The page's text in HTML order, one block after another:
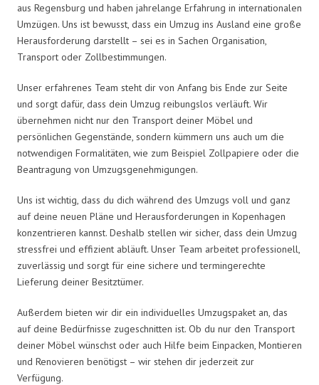
aus Regensburg und haben jahrelange Erfahrung in internationalen
Umzügen. Uns ist bewusst, dass ein Umzug ins Ausland eine große
Herausforderung darstellt – sei es in Sachen Organisation,
Transport oder Zollbestimmungen.
Unser erfahrenes Team steht dir von Anfang bis Ende zur Seite
und sorgt dafür, dass dein Umzug reibungslos verläuft. Wir
übernehmen nicht nur den Transport deiner Möbel und
persönlichen Gegenstände, sondern kümmern uns auch um die
notwendigen Formalitäten, wie zum Beispiel Zollpapiere oder die
Beantragung von Umzugsgenehmigungen.
Uns ist wichtig, dass du dich während des Umzugs voll und ganz
auf deine neuen Pläne und Herausforderungen in Kopenhagen
konzentrieren kannst. Deshalb stellen wir sicher, dass dein Umzug
stressfrei und effizient abläuft. Unser Team arbeitet professionell,
zuverlässig und sorgt für eine sichere und termingerechte
Lieferung deiner Besitztümer.
Außerdem bieten wir dir ein individuelles Umzugspaket an, das
auf deine Bedürfnisse zugeschnitten ist. Ob du nur den Transport
deiner Möbel wünschst oder auch Hilfe beim Einpacken, Montieren
und Renovieren benötigst – wir stehen dir jederzeit zur
Verfügung.